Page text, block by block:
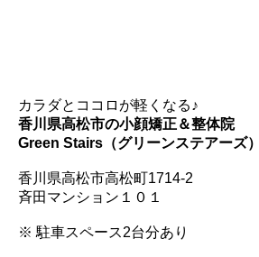
カラダとココロが軽くなる♪
香川県高松市の小顔矯正＆整体院
Green Stairs（グリーンステアーズ）
香川県高松市高松町1714-2
斉田マンション１０１
※ 駐車スペース2台分あり